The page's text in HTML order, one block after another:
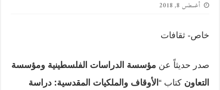
أغسطس 8, 2018
خاص- ثقافات
صدر حديثاً عن مؤسسة الدراسات الفلسطينية ومؤسسة
التعاونكتاب “ الأوقاف والملكيات المقدسية: دراسة